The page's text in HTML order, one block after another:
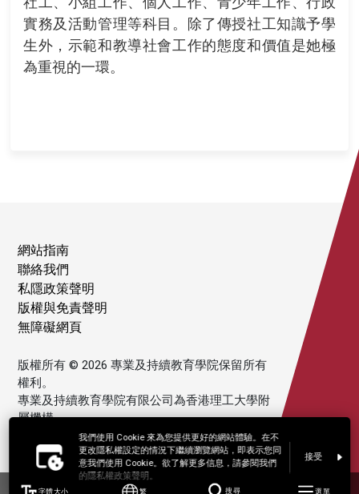
我們使用 Cookie 來為您提供更好的網站體驗。在不
更改隱私權設定的情況下繼續瀏覽網站，即表示您同
意我們使用 Cookie。欲了解更多信息，請參閱我們
的隱私權政策聲明。
接受
字體大小 繁 搜尋 選單
實務及活動管理等科目。除了傳授社工知識予學
生外，示範和教導社會工作的態度和價值是她極
為重視的一環。
網站指南
聯絡我們
私隱政策聲明
版權與免責聲明
無障礙網頁
版權所有 © 2026 專業及持續教育學院保留所有
權利。
專業及持續教育學院有限公司為香港理工大學附
屬機構。